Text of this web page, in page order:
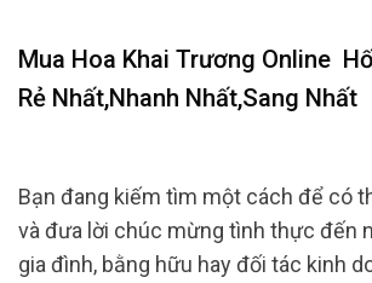
Mua Hoa Khai Trương Online
Rẻ Nhất,Nhanh Nhất,Sang Nhất
Bạn đang kiếm tìm một cách để có
và đưa lời chúc mừng tình thực đến
gia đình, bằng hữu hay đối tác kinh